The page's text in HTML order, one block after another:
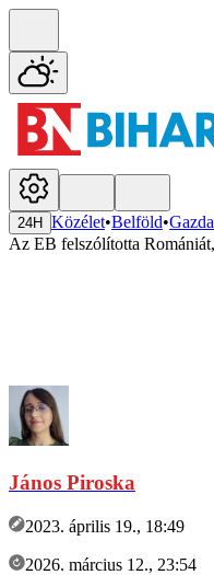
24H Közélet•Belföld•
Az EB felszólította
János Piroska
2023. április 19., 18:49
2026. március 12., 23:54